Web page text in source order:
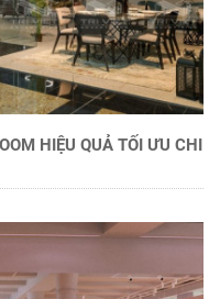
HIỆU QUẢ TỐI ƯU CHI